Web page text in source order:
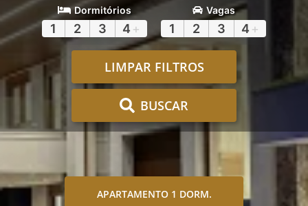
Dormitórios
1 2 3 4 +
Vagas
1 2 3 4 +
LIMPAR FILTROS
BUSCAR
APARTAMENTO 1 DORM.